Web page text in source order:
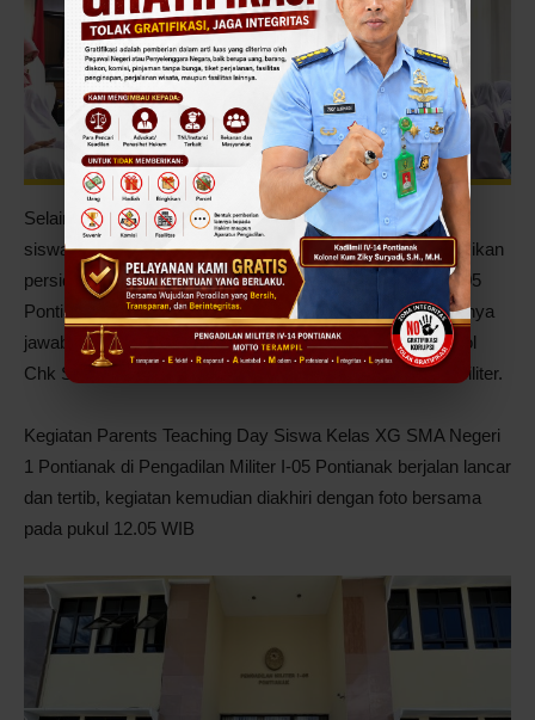
Selain materi tentang pengenalan Pengadilan Militer, para
siswa juga berkesempatan untuk mengikuti dan menyaksikan
persidangan di Ruang Sidang Cakra Pengadilan Militer I-05
Pontianak, kemudian para siswa melanjutkan kegiatan tanya
jawab dengan orang tua murid yang mengajar yakni Letkol
Chk Salis Alfian Wijaya, S.H., M.H. tentang Pengadilan Militer.
Kegiatan Parents Teaching Day Siswa Kelas XG SMA Negeri
1 Pontianak di Pengadilan Militer I-05 Pontianak berjalan lancar
dan tertib, kegiatan kemudian diakhiri dengan foto bersama
pada pukul 12.05 WIB